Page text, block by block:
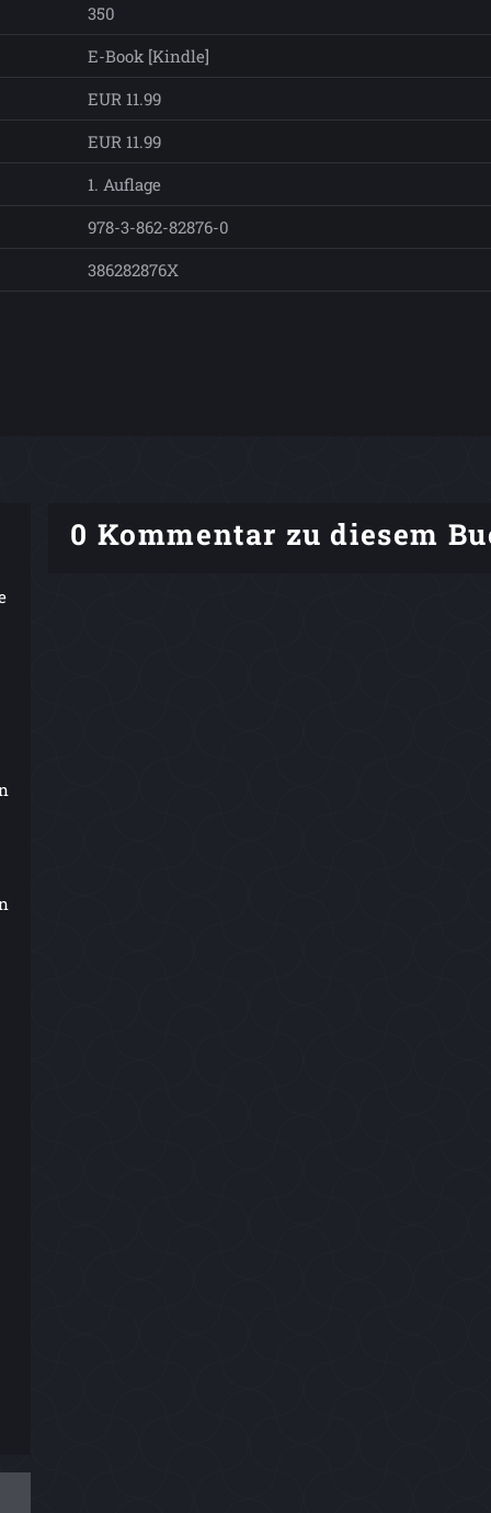
350
E-Book [Kindle]
EUR 11.99
EUR 11.99
1. Auflage
978-3-862-82876-0
386282876X
0 Kommentar zu diesem